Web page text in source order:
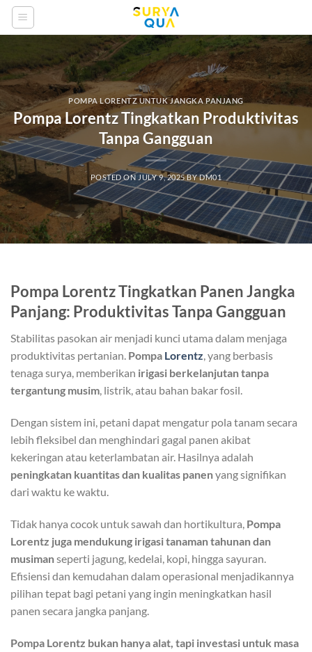
Skip
POMPA LORENTZ UNTUK JANGKA PANJANG
Pompa Lorentz Tingkatkan Produktivitas
Tanpa Gangguan
POSTED ON JULY 9, 2025BYDM01
Pompa Lorentz Tingkatkan Panen Jangka
Panjang: Produktivitas Tanpa Gangguan
Stabilitas pasokan air menjadi kunci utama dalam menjaga
produktivitas pertanian. Pompa Lorentz, yang berbasis
tenaga surya, memberikan irigasi berkelanjutan tanpa
tergantung musim, listrik, atau bahan bakar fosil.
Dengan sistem ini, petani dapat mengatur pola tanam secara
lebih fleksibel dan menghindari gagal panen akibat
kekeringan atau keterlambatan air. Hasilnya adalah
peningkatan kuantitas dan kualitas panenyang signifikan
dari waktu ke waktu.
Tidak hanya cocok untuk sawah dan hortikultura, Pompa
Lorentz juga mendukung irigasi tanaman tahunan dan
musimanseperti jagung, kedelai, kopi, hingga sayuran.
Efisiensi dan kemudahan dalam operasional menjadikannya
pilihan tepat bagi petani yang ingin meningkatkan hasil
panen secara jangka panjang.
Pompa Lorentz bukan hanya alat, tapi investasi untuk masa